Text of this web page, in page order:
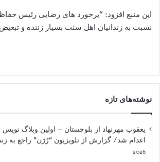
این منبع افزود: “برخورد های رضایی رئیس
نسبت به زندانیان اهل سنت بسیار زننده و
نوشته‌های تازه
یعقوب مهرنهاد از بلوچستان – اولین وبلاگ نویس
اعدام شد/ گزارش از تلویزیون “رُژن” راجع به
2026